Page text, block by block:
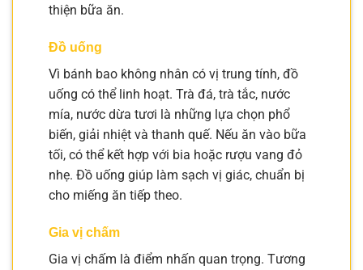
thiện bữa ăn.
Đồ uống
Vì bánh bao không nhân có vị trung tính, đồ
uống có thể linh hoạt. Trà đá, trà tắc, nước
mía, nước dừa tươi là những lựa chọn phổ
biến, giải nhiệt và thanh quế. Nếu ăn vào bữa
tối, có thể kết hợp với bia hoặc rượu vang đỏ
nhẹ. Đồ uống giúp làm sạch vị giác, chuẩn bị
cho miếng ăn tiếp theo.
Gia vị chấm
Gia vị chấm là điểm nhấn quan trọng. Tương